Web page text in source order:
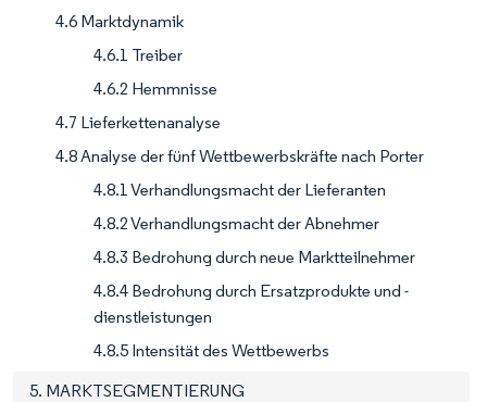
4.6 Marktdynamik
4.6.1 Treiber
4.6.2 Hemmnisse
4.7 Lieferkettenanalyse
4.8 Analyse der fünf Wettbewerbskräfte nach Porter
4.8.1 Verhandlungsmacht der Lieferanten
4.8.2 Verhandlungsmacht der Abnehmer
4.8.3 Bedrohung durch neue Marktteilnehmer
4.8.4 Bedrohung durch Ersatzprodukte und -
dienstleistungen
4.8.5 Intensität des Wettbewerbs
5. MARKTSEGMENTIERUNG